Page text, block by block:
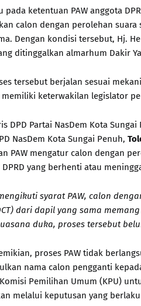
pada ketentuan PAW anggota
calon dengan perolehan
Dengan kondisi tersebut, Hj.
ditinggalkan almarhum Dakir
tersebut berjalan sesuai
keterwakilan legislator
DPD Partai NasDem Kota
NasDem Kota Sungai Penuh,
PAW mengatur calon dengan
yang berhenti atau
syarat PAW, calon
dari dapil yang sama
duka, proses tersebut
proses PAW tidak
nama calon pengganti
Pemilihan Umum (KPU)
melalui keputusan yang